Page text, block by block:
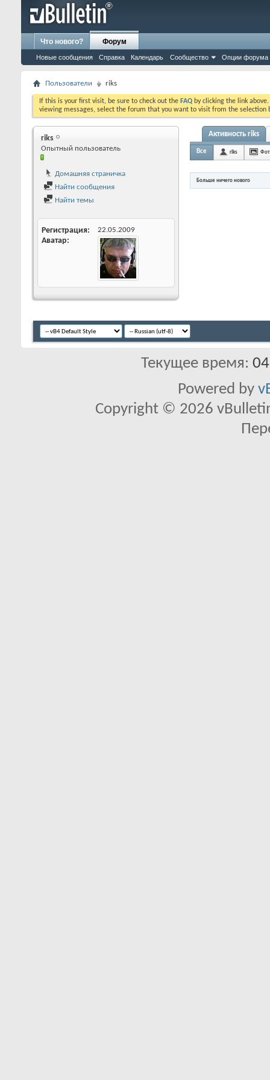
Что нового? Форум
Новые сообщения Справка Календарь Сообщество Опции форума
Пользователи riks
If this is your first visit, be sure to check out the FAQ by clicking the link
viewing messages, select the forum that you want to visit from the selection
riks
Опытный пользователь
Домашняя страничка
Найти сообщения
Найти темы
Регистрация 22.05.2009
Аватар
Активность riks
Все riks
Больше ничего нового
Текущее время:
Powered by
Copyright © 2026